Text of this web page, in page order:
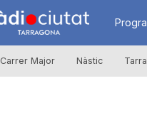
R
à
Carrer Major Nàstic